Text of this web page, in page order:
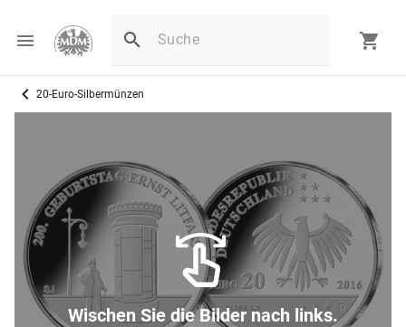
20-Euro-Silbermünzen
Wischen Sie die Bilder nach links.